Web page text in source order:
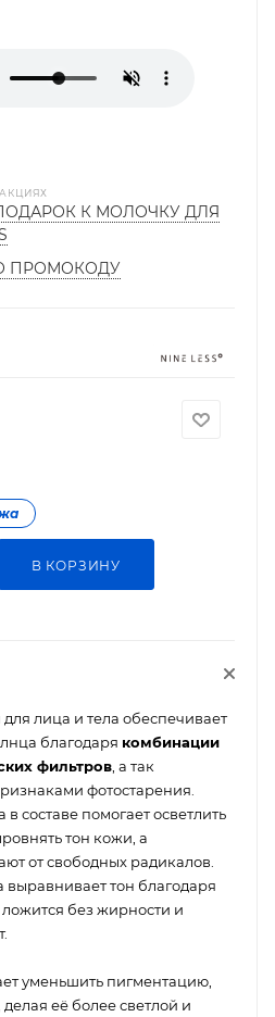
К МОЛОЧКУ ДЛЯ
ПРОМОКОДУ
В КОРЗИНУ
лица и тела обеспечивает
благодаря комбинации
фильтров , а так
фотостарения.
составе помогает осветлить
тон кожи, а
от свободных радикалов.
выравнивает тон благодаря
без жирности и
уменьшить пигментацию,
её более светлой и